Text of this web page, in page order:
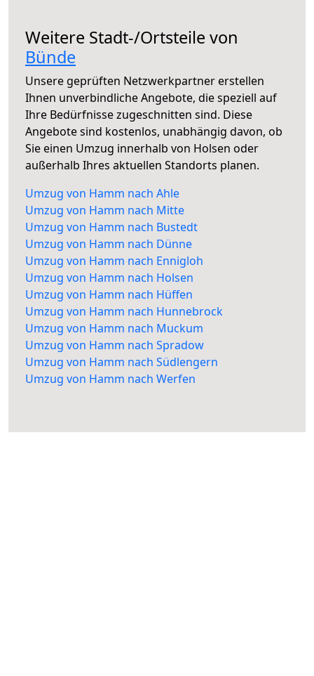
Weitere Stadt-/Ortsteile von
Bünde
Unsere geprüften Netzwerkpartner erstellen
Ihnen unverbindliche Angebote, die speziell auf
Ihre Bedürfnisse zugeschnitten sind. Diese
Angebote sind kostenlos, unabhängig davon, ob
Sie einen Umzug innerhalb von Holsen oder
außerhalb Ihres aktuellen Standorts planen.
Umzug von Hamm nach Ahle
Umzug von Hamm nach Mitte
Umzug von Hamm nach Bustedt
Umzug von Hamm nach Dünne
Umzug von Hamm nach Ennigloh
Umzug von Hamm nach Holsen
Umzug von Hamm nach Hüffen
Umzug von Hamm nach Hunnebrock
Umzug von Hamm nach Muckum
Umzug von Hamm nach Spradow
Umzug von Hamm nach Südlengern
Umzug von Hamm nach Werfen